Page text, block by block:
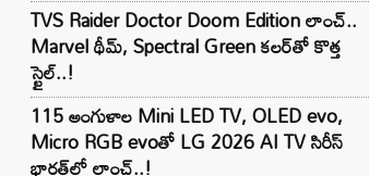
TVS Raider Doctor Doom Edition లాంచ్..
Marvel థీమ్, Spectral Green కలర్‌తో కొత్త
స్టైల్..!
115 అంగుళాల Mini LED TV, OLED evo,
Micro RGB evoతో LG 2026 AI TV సిరీస్
భారత్‌లో లాంచ్..!